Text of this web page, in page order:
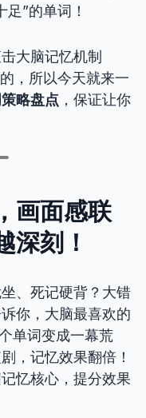
”的单词！
大脑记忆机制
，所以今天就来一
略盘点 ，保证让你
画面感联
刻！
、死记硬背？大错
你，大脑最喜欢的
单词变成一幕荒
，记忆效果翻倍！
忆核心，提分效果